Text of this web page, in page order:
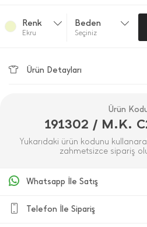
Renk
Ekru
Beden
Seçiniz
Ürün Detayları
Ürün
191302 / M.K.
Yukarıdaki ürün kodunu
zahmetsizce sipariş
Whatsapp İle Satış
Telefon İle Sipariş